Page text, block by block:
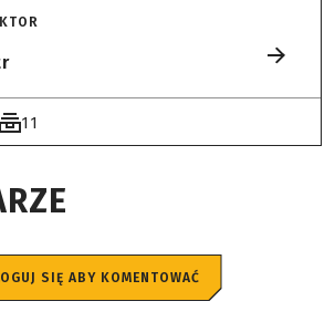
11
SIĘ ABY KOMENTOWAĆ